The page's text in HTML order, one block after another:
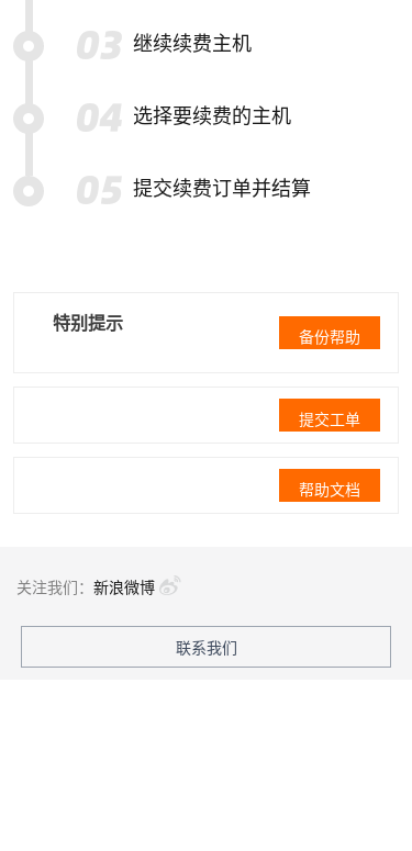
继续续费主机
选择要续费的主机
提交续费订单并结算
特别提示
备份帮助
提交工单
帮助文档